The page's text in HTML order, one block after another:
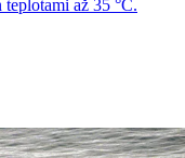
až 35 °C.